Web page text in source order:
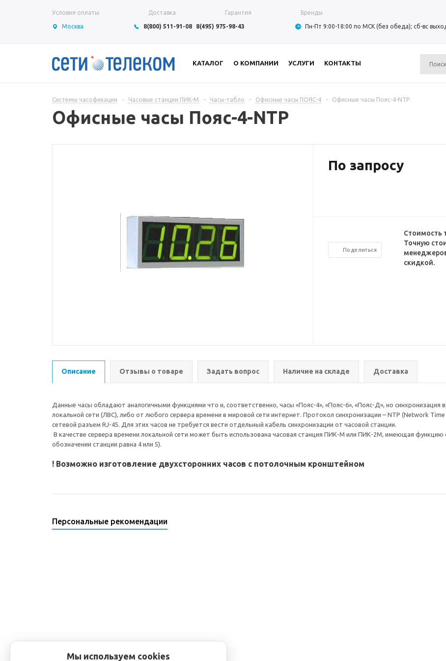
Условия оплаты Доставка Гарантия Бренды
Москва 8(800) 511-91-08 8(495) 975-98-43 Пн-Пт 9:00-18:00 по МСК (без обеда); сб-вс
КАТАЛОГ О КОМПАНИИ УСЛУГИ КОНТАКТЫ
Системы часофикации - Часовые станции ПИК-М - Часы-табло - Офисные часы ПОЯС-4 - Офисные часы Пояс-4-NTP
Офисные часы Пояс-4-NTP
По запросу
Поделиться
Стоимость
Точную
скидкой.
Описание Отзывы о товаре Задать вопрос Наличие на складе Доставка
Данные часы обладают аналогичными функциями что и, соответственно, часы «Пояс-4», «Пояс-6», «Пояс-Д», но синхронизация
локальной сети (ЛВС), либо от любого сервера времени в мировой сети интернет. Протокол синхронизации – NTP (Network
сетевой разъем RJ-45. Для этих часов не требуется вести отдельный кабель синхронизации от часовой станции.
В качестве сервера времени локальной сети может быть использована часовая станция ПИК-М или ПИК-2М, имеющая
обозначении станции равна 4 или 5).
! Возможно изготовление двухсторонних часов с потолочным кронштейном
Персональные рекомендации
Мы используем cookies